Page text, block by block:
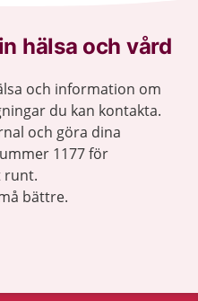
hälsa och vård
och information om
du kan kontakta.
och göra dina
1177 för
runt.
bättre.